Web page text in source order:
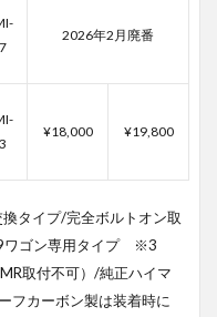
2026年2月廃番
¥18,000 ¥19,800
タイプ/完全ボルトオン取
ワゴン専用タイプ ※3
取付不可）/純正ハイマ
カーボン製は装着時に